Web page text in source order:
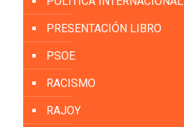
PRESENTACIÓN LIBRO
PSOE
RACISMO
RAJOY